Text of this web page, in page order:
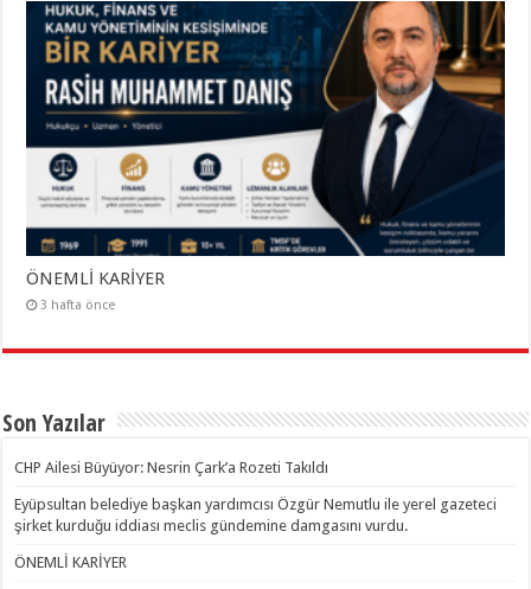
ÖNEMLİ KARİYER
3 hafta önce
Son Yazılar
CHP Ailesi Büyüyor: Nesrin Çark’a Rozeti Takıldı
Eyüpsultan belediye başkan yardımcısı Özgür Nemutlu ile yerel gazeteci
şirket kurduğu iddiası meclis gündemine damgasını vurdu.
ÖNEMLİ KARİYER